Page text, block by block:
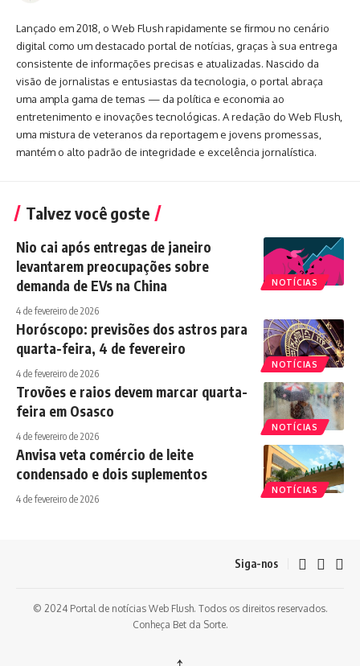
Lançado em 2018, o Web Flush rapidamente se firmou no cenário
digital como um destacado portal de notícias, graças à sua entrega
consistente de informações precisas e atualizadas. Nascido da
visão de jornalistas e entusiastas da tecnologia, o portal abraça
uma ampla gama de temas — da política e economia ao
entretenimento e inovações tecnológicas. A redação do Web Flush,
uma mistura de veteranos da reportagem e jovens promessas,
mantém o alto padrão de integridade e excelência jornalística.
Talvez você goste
NOTÍCIAS
Nio cai após entregas de janeiro
levantarem preocupações sobre
demanda de EVs na China
4 de fevereiro de 2026
NOTÍCIAS
Horóscopo: previsões dos astros para
quarta-feira, 4 de fevereiro
4 de fevereiro de 2026
NOTÍCIAS
Trovões e raios devem marcar quarta-
feira em Osasco
4 de fevereiro de 2026
NOTÍCIAS
Anvisa veta comércio de leite
condensado e dois suplementos
4 de fevereiro de 2026
Siga-nos
© 2024 Portal de notícias Web Flush. Todos os direitos reservados.
Conheça Bet da Sorte.